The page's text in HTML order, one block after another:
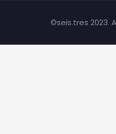
©seis.tres 2023.